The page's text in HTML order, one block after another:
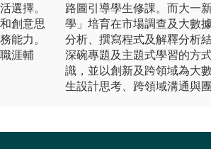
選擇。
創意思
能力。
涯輔
路圖引導學生修課。而大一
學」培育在市場調查及大數
分析、撰寫程式及解釋分析
深碗專題及主題式學習的方
識，並以創新及跨領域為大
生設計思考、跨領域溝通與